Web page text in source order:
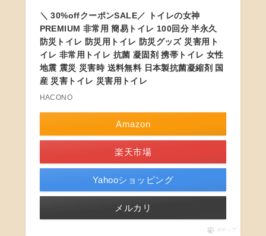
＼ 30%offクーポンSALE／ トイレの女神
PREMIUM 非常用 簡易トイレ 100回分 半永久
防災トイレ 防災用トイレ 防災グッズ 災害用ト
イレ 非常用トイレ 抗菌 凝固剤 携帯トイレ 女性
地震 震災 災害時 送料無料 日本製抗菌凝縮剤 国
産 災害トイレ 災害用トイレ
HACONO
Amazon
楽天市場
Yahooショッピング
メルカリ
ポチップ